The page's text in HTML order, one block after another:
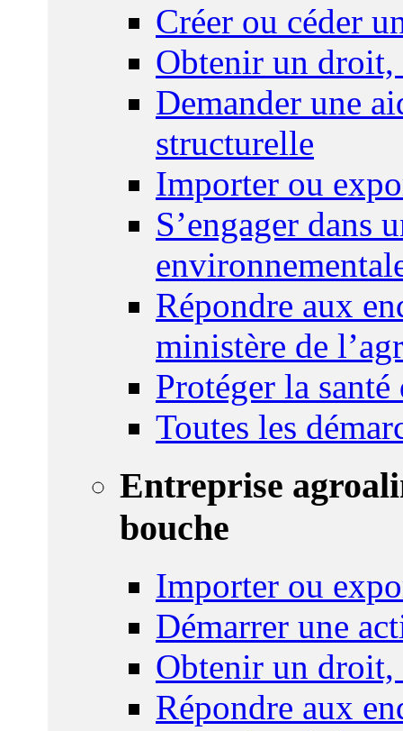
Créer ou céder
Obtenir un droit,
Demander une
structurelle
Importer ou
S’engager dans
Répondre aux
ministère de
Protéger la
Toutes les
Entreprise
bouche
Importer ou
Démarrer une
Obtenir un droit,
Répondre aux